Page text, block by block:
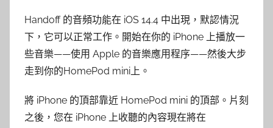
Handoff 的音頻功能在 iOS 14.4 中出現，默認情況
下，它可以正常工作。開始在你的 iPhone 上播放一
些音樂——使用 Apple 的音樂應用程序——然後大步
走到你的HomePod mini上。
將 iPhone 的頂部靠近 HomePod mini 的頂部。片刻
之後，您在 iPhone 上收聽的內容現在將在